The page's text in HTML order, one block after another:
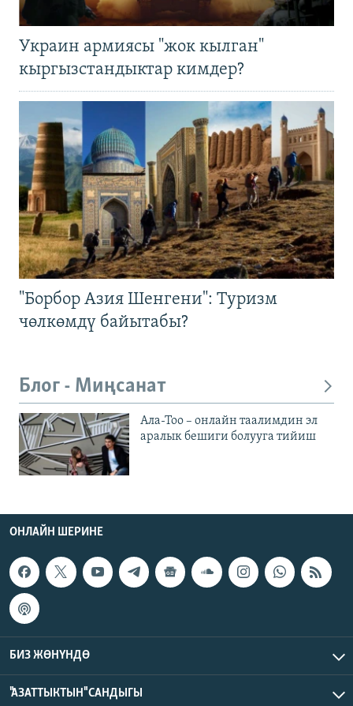
Украин армиясы "жок кылган"
кыргызстандыктар кимдер?
"Борбор Азия Шенгени": Туризм
чөлкөмдү байытабы?
Блог - Миңсанат
Ала-Тоо – онлайн таалимдин эл
аралык бешиги болууга тийиш
ОНЛАЙН ШЕРИНЕ
БИЗ ЖӨНҮНДӨ
"АЗАТТЫКТЫН" САНДЫГЫ